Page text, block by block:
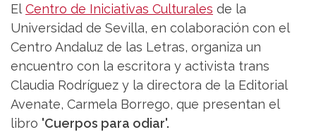
ElCentro de Iniciativas Culturales de la
Universidad de Sevilla, en colaboración con el
Centro Andaluz de las Letras, organiza un
encuentro con la escritora y activista trans
Claudia Rodríguez y la directora de la Editorial
Avenate, Carmela Borrego, que presentan el
libro 'Cuerpos para odiar'.